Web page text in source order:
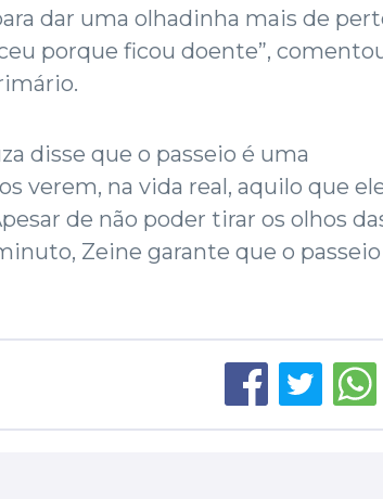
dar uma olhadinha mais de
porque ficou doente”,
disse que o passeio é uma
verem, na vida real, aquilo que
de não poder tirar os olhos
Zeine garante que o passeio